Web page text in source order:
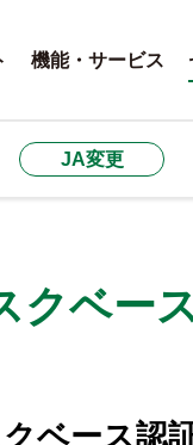
機能・サービス
JA変更
クベー
クベース認